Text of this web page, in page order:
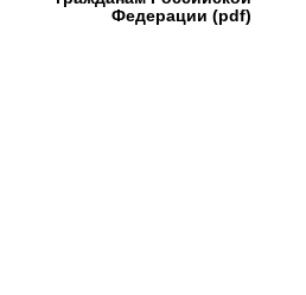
Федерации (pdf)